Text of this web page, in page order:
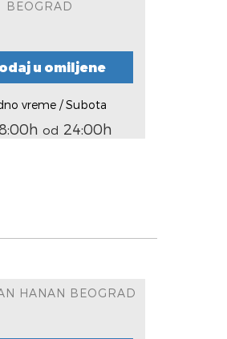
BEOGRAD
u omiljene
vreme / Subota
od 24:00h
HANAN BEOGRAD